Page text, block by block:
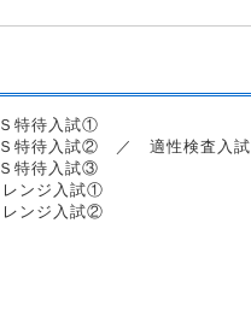
特待入試①
特待入試② ／ 適性検査入試
特待入試③
ンジ入試①
ンジ入試②